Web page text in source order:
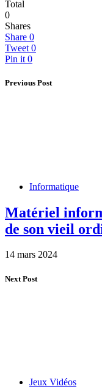
Total
0
Shares
Share 0
Tweet 0
Pin it 0
Previous Post
Informatique
Matériel
de son vieil
14 mars 2024
Next Post
Jeux Vidéos